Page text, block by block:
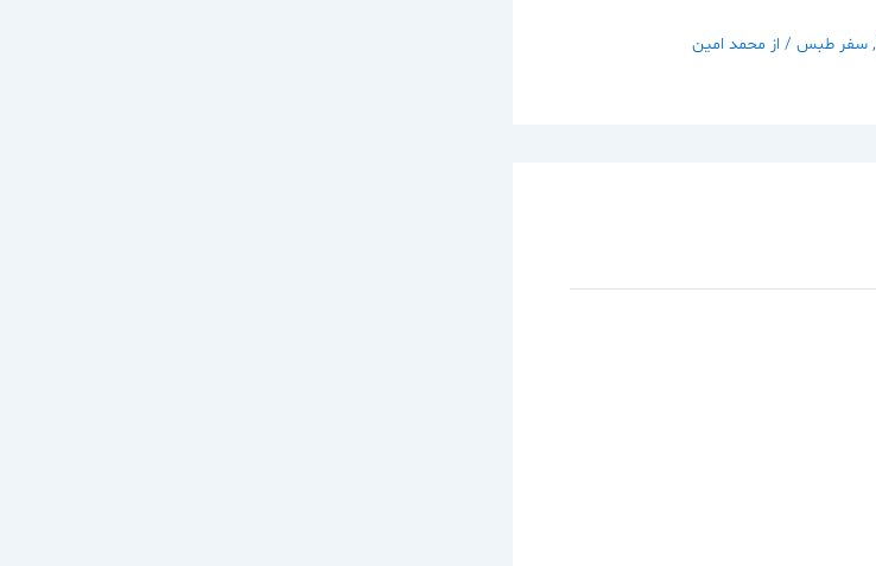
,سفر طبس / از محمد امین